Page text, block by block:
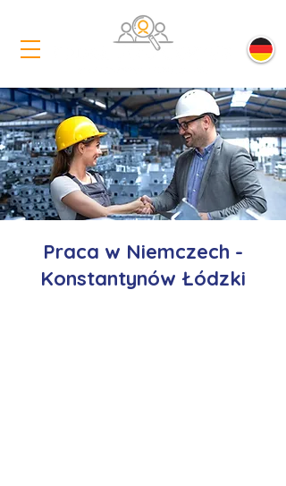
Praca w Niemczech -
Konstantynów Łódzki